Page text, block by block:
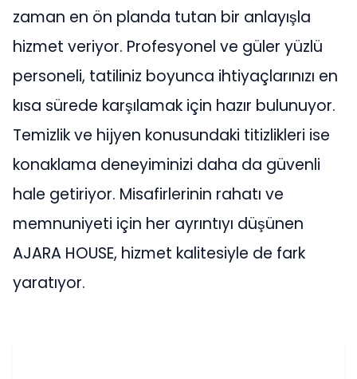
zaman en ön planda tutan bir anlayışla
hizmet veriyor. Profesyonel ve güler yüzlü
personeli, tatiliniz boyunca ihtiyaçlarınızı en
kısa sürede karşılamak için hazır bulunuyor.
Temizlik ve hijyen konusundaki titizlikleri ise
konaklama deneyiminizi daha da güvenli
hale getiriyor. Misafirlerinin rahatı ve
memnuniyeti için her ayrıntıyı düşünen
AJARA HOUSE, hizmet kalitesiyle de fark
yaratıyor.